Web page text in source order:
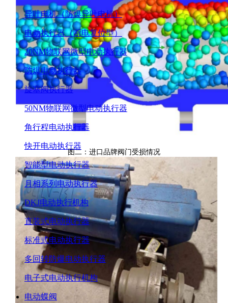
导叶电机（防爆导叶电机）
电动执行器（断电复位型）
20NM物联网微型电动执行器
防爆电动执行器
旋塞阀执行器
50NM物联网微型电动执行器
角行程电动执行器
快开电动执行器
智能型电动执行器
月相系列电动执行器
DKJ电动执行机构
直装式电动执行器
标准式电动执行器
多回转防爆电动执行器
电子式电动执行机构
电动蝶阀
图二：进口品牌阀门受损情况